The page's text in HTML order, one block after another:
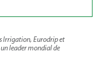
Irrigation, Eurodrip et
leader mondial de